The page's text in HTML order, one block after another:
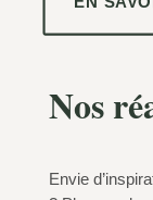
Nos
Envie